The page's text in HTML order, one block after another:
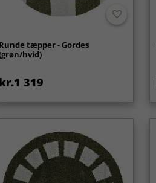
Runde tæpper - Gordes
hvid)
kr.1 319